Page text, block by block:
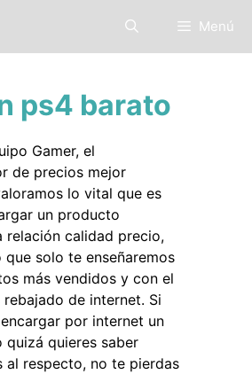
Menú
ps4 barato
Gamer, el
de precios mejor
lo vital que es
un producto
relación calidad precio,
que solo te enseñaremos
más vendidos y con el
de internet. Si
por internet un
quizá quieres saber
al respecto, no te pierdas